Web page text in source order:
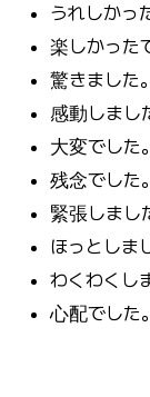
うれしかっ
楽しかった
驚きました
感動しまし
大変でした
残念でした
緊張しまし
ほっとしま
わくわくし
心配でした